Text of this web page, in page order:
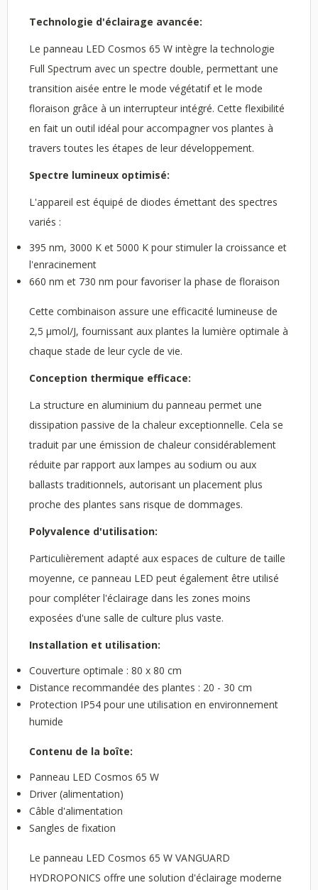
Technologie d'éclairage avancée:
Le panneau LED Cosmos 65 W intègre la technologie
Full Spectrum avec un spectre double, permettant une
transition aisée entre le mode végétatif et le mode
floraison grâce à un interrupteur intégré. Cette flexibilité
en fait un outil idéal pour accompagner vos plantes à
travers toutes les étapes de leur développement.
Spectre lumineux optimisé:
L'appareil est équipé de diodes émettant des spectres
variés :
395 nm, 3000 K et 5000 K pour stimuler la croissance et
l'enracinement
660 nm et 730 nm pour favoriser la phase de floraison
Cette combinaison assure une efficacité lumineuse de
2,5 μmol/J, fournissant aux plantes la lumière optimale à
chaque stade de leur cycle de vie.
Conception thermique efficace:
La structure en aluminium du panneau permet une
dissipation passive de la chaleur exceptionnelle. Cela se
traduit par une émission de chaleur considérablement
réduite par rapport aux lampes au sodium ou aux
ballasts traditionnels, autorisant un placement plus
proche des plantes sans risque de dommages.
Polyvalence d'utilisation:
Particulièrement adapté aux espaces de culture de taille
moyenne, ce panneau LED peut également être utilisé
pour compléter l'éclairage dans les zones moins
exposées d'une salle de culture plus vaste.
Installation et utilisation:
Couverture optimale : 80 x 80 cm
Distance recommandée des plantes : 20 - 30 cm
Protection IP54 pour une utilisation en environnement
humide
Contenu de la boîte:
Panneau LED Cosmos 65 W
Driver (alimentation)
Câble d'alimentation
Sangles de fixation
Le panneau LED Cosmos 65 W VANGUARD
HYDROPONICS offre une solution d'éclairage moderne